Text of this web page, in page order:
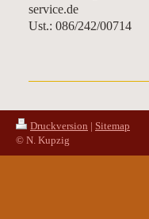
service.de
Ust.: 086/242/00714
Druckversion | Sitemap
© N. Kupzig